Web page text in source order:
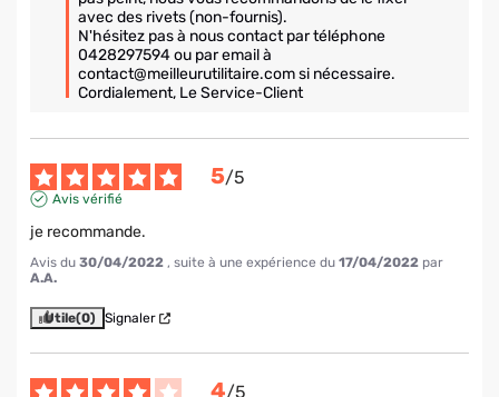
avec des rivets (non-fournis).
N'hésitez pas à nous contact par téléphone
0428297594 ou par email à
contact@meilleurutilitaire.com si nécessaire.
Cordialement, Le Service-Client
5/5
Avis vérifié
je recommande.
Avis du 30/04/2022 , suite à une expérience du 17/04/2022 par
A.A.
Utile(0) Signaler
4/5